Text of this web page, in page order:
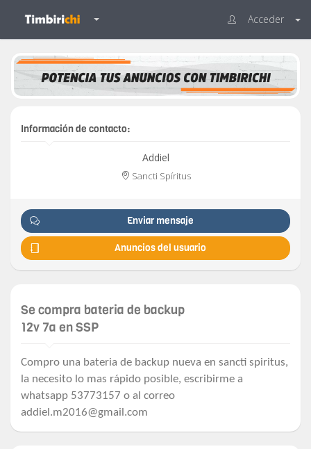
Acceder
Información de contacto:
Addiel
Sancti Spíritus
Enviar mensaje
Anuncios del usuario
Se compra bateria de backup
12v 7a en SSP
Compro una bateria de backup nueva en sancti spiritus,
la necesito lo mas rápido posible, escribirme a
whatsapp 53773157 o al correo
addiel.m2016@gmail.com